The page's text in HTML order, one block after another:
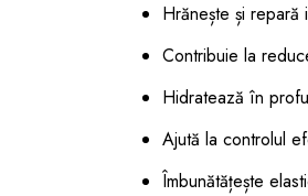
Hrănește și repară
Contribuie la
Hidratează în
Ajută la controlul
Îmbunătățește